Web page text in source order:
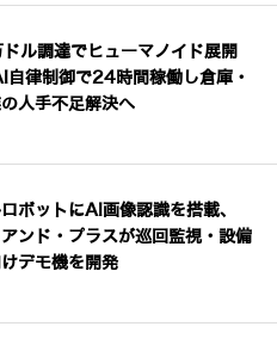
ル調達でヒューマノイド展開
自律制御で24時間稼働し倉庫・
人手不足解決へ
ロボットにAI画像認識を搭載、
ンド・プラスが巡回監視・設備
デモ機を開発